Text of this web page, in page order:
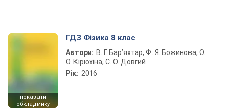
показати
обкладинку
ГДЗ Фізика 8 клас
Автори: В. Г. Бар’яхтар, Ф. Я. Божинова, О.
О. Кірюхіна, С. О. Довгий
Рік: 2016